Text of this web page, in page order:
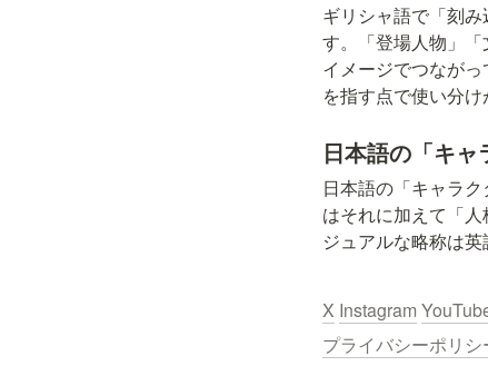
ギリシャ語で「刻
す。「登場人物」
イメージでつなが
を指す点で使い分け
日本語の「キ
日本語の「キャラ
はそれに加えて「
ジュアルな略称は英
X Instagram
プライバシーポリ